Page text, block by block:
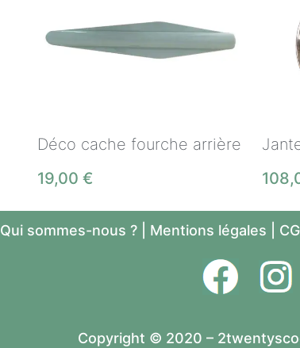
Déco cache fourche arrière
19,00 €
Qui sommes-nous ?| Mentions légales
Copyright © 2020 –